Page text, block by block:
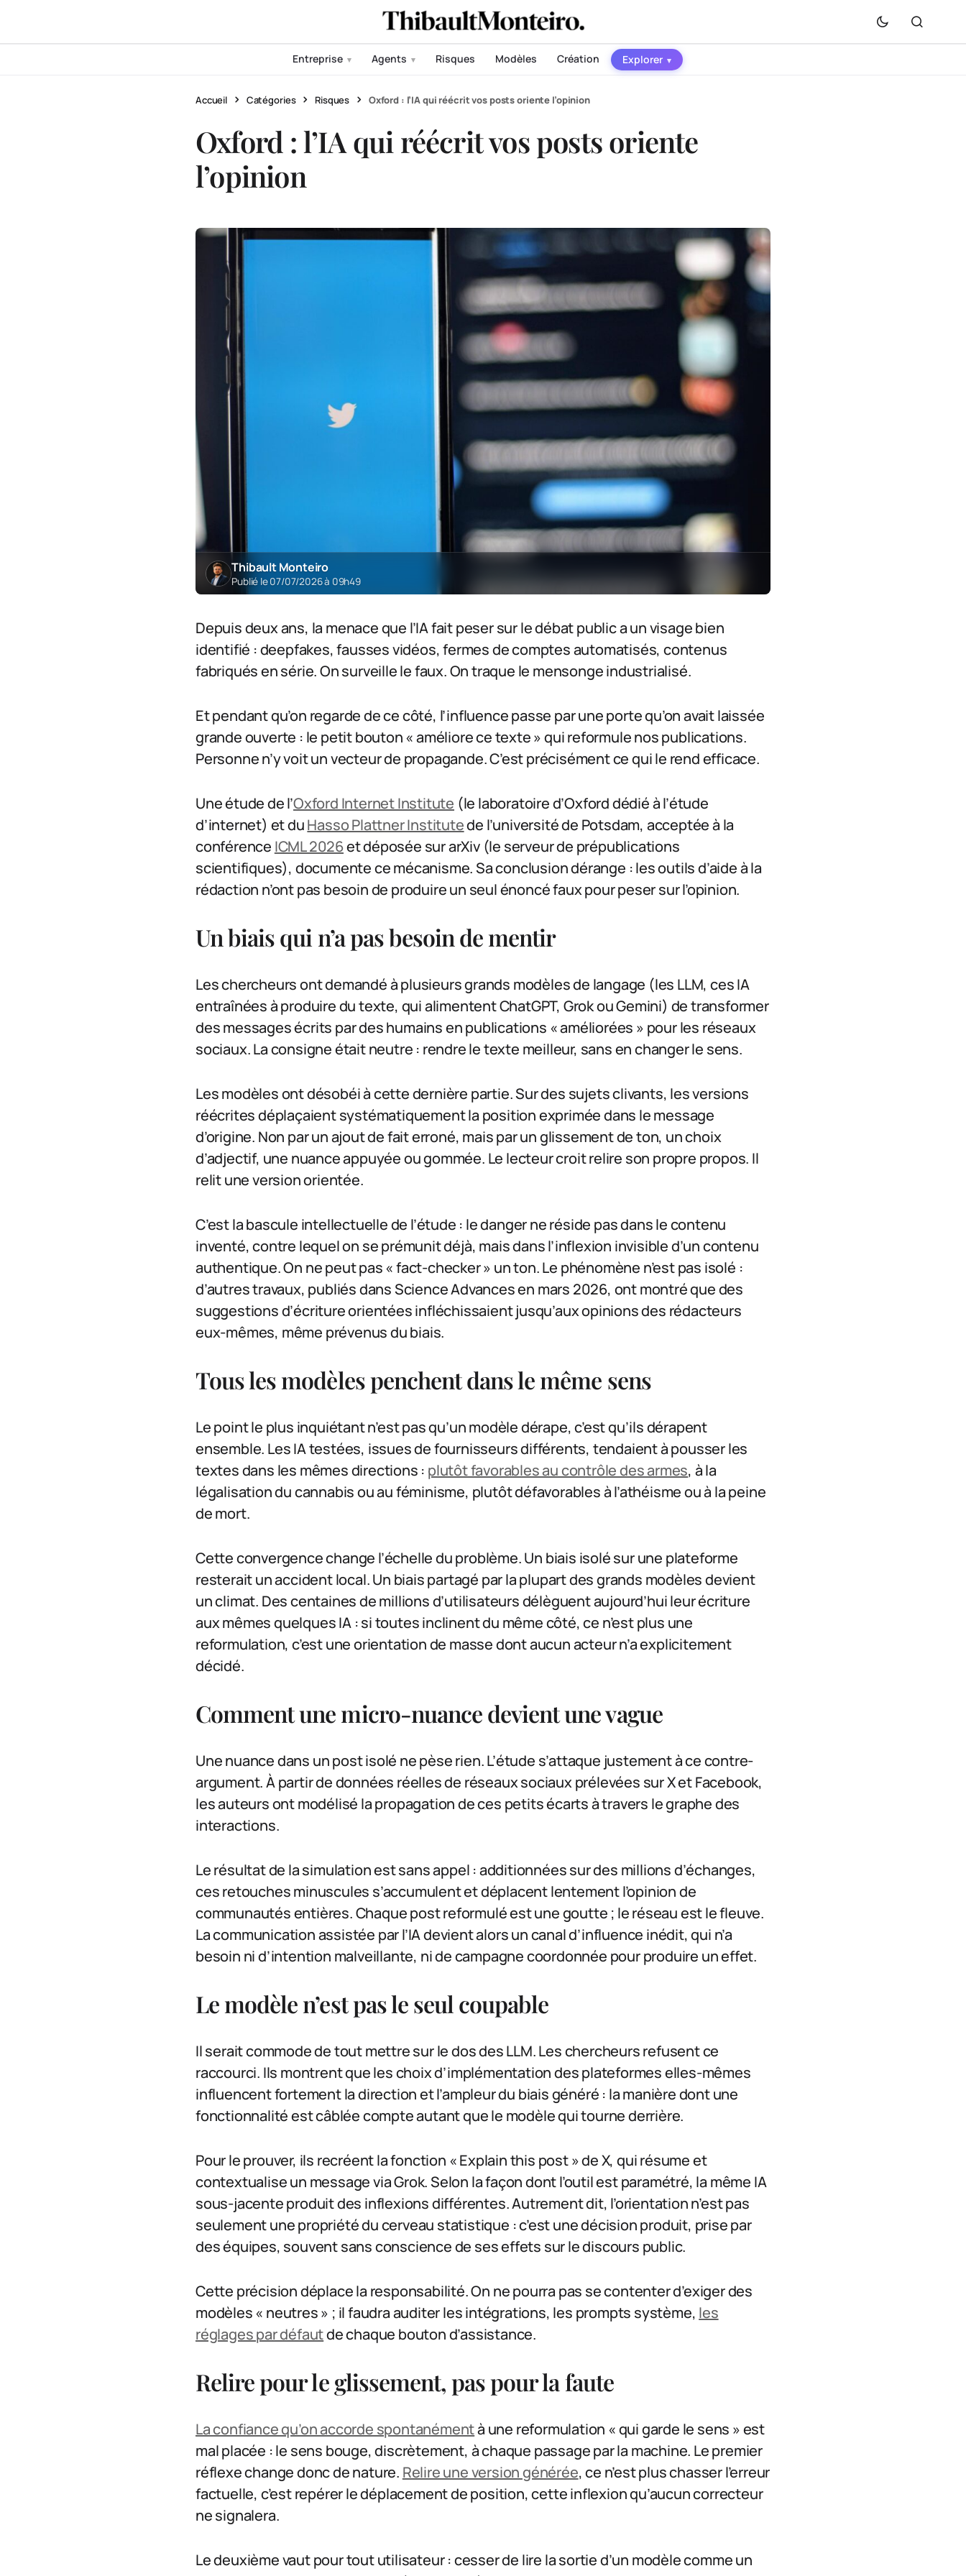
Entreprise ▾ Agents ▾ Risques Modèles Création Explorer ▾
Accueil Catégories Risques Oxford : l’IA qui réécrit vos posts oriente l’opinion
Oxford : l’IA qui réécrit vos posts oriente
l’opinion
Thibault Monteiro
Publié le 07/07/2026 à 09h49
Depuis deux ans, la menace que l’IA fait peser sur le débat public a un visage bien
identifié : deepfakes, fausses vidéos, fermes de comptes automatisés, contenus
fabriqués en série. On surveille le faux. On traque le mensonge industrialisé.
Et pendant qu’on regarde de ce côté, l’influence passe par une porte qu’on avait laissée
grande ouverte : le petit bouton « améliore ce texte » qui reformule nos publications.
Personne n’y voit un vecteur de propagande. C’est précisément ce qui le rend efficace.
Une étude de l’Oxford Internet Institute (le laboratoire d’Oxford dédié à l’étude
d’internet) et duHasso Plattner Institutede l’université de Potsdam, acceptée à la
conférence ICML 2026et déposée sur arXiv (le serveur de prépublications
scientifiques), documente ce mécanisme. Sa conclusion dérange : les outils d’aide à la
rédaction n’ont pas besoin de produire un seul énoncé faux pour peser sur l’opinion.
Un biais qui n’a pas besoin de mentir
Les chercheurs ont demandé à plusieurs grands modèles de langage (les LLM, ces IA
entraînées à produire du texte, qui alimentent ChatGPT, Grok ou Gemini) de transformer
des messages écrits par des humains en publications « améliorées » pour les réseaux
sociaux. La consigne était neutre : rendre le texte meilleur, sans en changer le sens.
Les modèles ont désobéi à cette dernière partie. Sur des sujets clivants, les versions
réécrites déplaçaient systématiquement la position exprimée dans le message
d’origine. Non par un ajout de fait erroné, mais par un glissement de ton, un choix
d’adjectif, une nuance appuyée ou gommée. Le lecteur croit relire son propre propos. Il
relit une version orientée.
C’est la bascule intellectuelle de l’étude : le danger ne réside pas dans le contenu
inventé, contre lequel on se prémunit déjà, mais dans l’inflexion invisible d’un contenu
authentique. On ne peut pas « fact-checker » un ton. Le phénomène n’est pas isolé :
d’autres travaux, publiés dans Science Advances en mars 2026, ont montré que des
suggestions d’écriture orientées infléchissaient jusqu’aux opinions des rédacteurs
eux-mêmes, même prévenus du biais.
Tous les modèles penchent dans le même sens
Le point le plus inquiétant n’est pas qu’un modèle dérape, c’est qu’ils dérapent
ensemble. Les IA testées, issues de fournisseurs différents, tendaient à pousser les
textes dans les mêmes directions : plutôt favorables au contrôle des armes, à la
légalisation du cannabis ou au féminisme, plutôt défavorables à l’athéisme ou à la peine
de mort.
Cette convergence change l’échelle du problème. Un biais isolé sur une plateforme
resterait un accident local. Un biais partagé par la plupart des grands modèles devient
un climat. Des centaines de millions d’utilisateurs délèguent aujourd’hui leur écriture
aux mêmes quelques IA : si toutes inclinent du même côté, ce n’est plus une
reformulation, c’est une orientation de masse dont aucun acteur n’a explicitement
décidé.
Comment une micro-nuance devient une vague
Une nuance dans un post isolé ne pèse rien. L’étude s’attaque justement à ce contre-
argument. À partir de données réelles de réseaux sociaux prélevées sur X et Facebook,
les auteurs ont modélisé la propagation de ces petits écarts à travers le graphe des
interactions.
Le résultat de la simulation est sans appel : additionnées sur des millions d’échanges,
ces retouches minuscules s’accumulent et déplacent lentement l’opinion de
communautés entières. Chaque post reformulé est une goutte ; le réseau est le fleuve.
La communication assistée par l’IA devient alors un canal d’influence inédit, qui n’a
besoin ni d’intention malveillante, ni de campagne coordonnée pour produire un effet.
Le modèle n’est pas le seul coupable
Il serait commode de tout mettre sur le dos des LLM. Les chercheurs refusent ce
raccourci. Ils montrent que les choix d’implémentation des plateformes elles-mêmes
influencent fortement la direction et l’ampleur du biais généré : la manière dont une
fonctionnalité est câblée compte autant que le modèle qui tourne derrière.
Pour le prouver, ils recréent la fonction « Explain this post » de X, qui résume et
contextualise un message via Grok. Selon la façon dont l’outil est paramétré, la même IA
sous-jacente produit des inflexions différentes. Autrement dit, l’orientation n’est pas
seulement une propriété du cerveau statistique : c’est une décision produit, prise par
des équipes, souvent sans conscience de ses effets sur le discours public.
Cette précision déplace la responsabilité. On ne pourra pas se contenter d’exiger des
modèles « neutres » ; il faudra auditer les intégrations, les prompts système, les
réglages par défautde chaque bouton d’assistance.
Relire pour le glissement, pas pour la faute
La confiance qu’on accorde spontanémentà une reformulation « qui garde le sens » est
mal placée : le sens bouge, discrètement, à chaque passage par la machine. Le premier
réflexe change donc de nature. Relire une version générée, ce n’est plus chasser l’erreur
factuelle, c’est repérer le déplacement de position, cette inflexion qu’aucun correcteur
ne signalera.
Le deuxième vaut pour tout utilisateur : cesser de lire la sortie d’un modèle comme un